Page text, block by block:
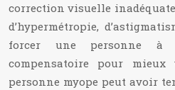
correction visuelle inadéquate,
d’hypermétropie,
forcer une personne à
compensatoire pour mieux
personne myope peut avoir